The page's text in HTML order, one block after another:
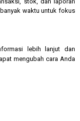
waktu untuk fokus
lebih lanjut dan
mengubah cara Anda